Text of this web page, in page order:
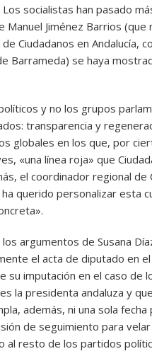
socialistas han pasado
Jiménez Barrios (que
Ciudadanos en Andalucía,
Barrameda) se haya
y no los grupos
transparencia y
globales en los que, por
«una línea roja» que
el coordinador regional de
querido personalizar esta
argumentos de Susana
el acta de diputado en
su imputación en el caso de
la presidenta andaluza y
además, ni una sola fecha
de seguimiento para
al resto de los partidos